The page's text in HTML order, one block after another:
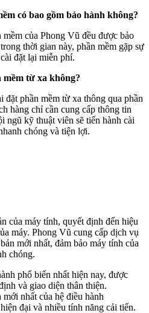
có bao gồm bảo hành không?
của Phong Vũ đều được bảo
thời gian này, phần mềm gặp sự
đặt lại miễn phí.
mềm từ xa không?
phần mềm từ xa thông qua phần
hàng chỉ cần cung cấp thông tin
ngũ kỹ thuật viên sẽ tiến hành cài
chóng và tiện lợi.
của máy tính, quyết định đến hiệu
máy. Phong Vũ cung cấp dịch vụ
mới nhất, đảm bảo máy tính của
chóng.
phổ biến nhất hiện nay, được
và giao diện thân thiện.
mới nhất của hệ điều hành
đại và nhiều tính năng cải tiến.